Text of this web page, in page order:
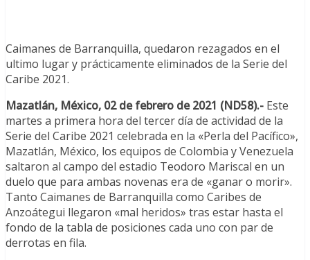
Caimanes de Barranquilla, quedaron rezagados en el
ultimo lugar y prácticamente eliminados de la Serie del
Caribe 2021.
Mazatlán, México, 02 de febrero de 2021 (ND58).- Este
martes a primera hora del tercer día de actividad de la
Serie del Caribe 2021 celebrada en la «Perla del Pacífico»,
Mazatlán, México, los equipos de Colombia y Venezuela
saltaron al campo del estadio Teodoro Mariscal en un
duelo que para ambas novenas era de «ganar o morir».
Tanto Caimanes de Barranquilla como Caribes de
Anzoátegui llegaron «mal heridos» tras estar hasta el
fondo de la tabla de posiciones cada uno con par de
derrotas en fila.